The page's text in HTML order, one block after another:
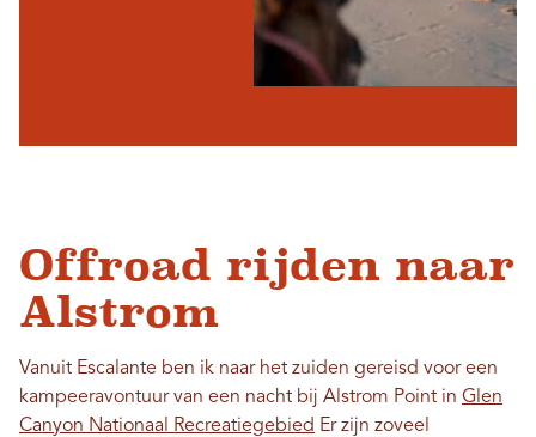
Offroad rijden naar
Alstrom
Vanuit Escalante ben ik naar het zuiden gereisd voor een
kampeeravontuur van een nacht bij Alstrom Point in Glen
Canyon Nationaal Recreatiegebied Er zijn zoveel